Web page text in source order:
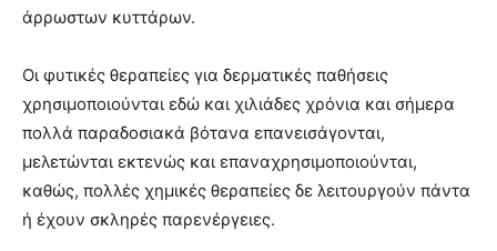
άρρωστων κυττάρων.
Οι φυτικές θεραπείες για δερματικές παθήσεις
χρησιμοποιούνται εδώ και χιλιάδες χρόνια και σήμερα
πολλά παραδοσιακά βότανα επανεισάγονται,
μελετώνται εκτενώς και επαναχρησιμοποιούνται,
καθώς, πολλές χημικές θεραπείες δε λειτουργούν πάντα
ή έχουν σκληρές παρενέργειες.